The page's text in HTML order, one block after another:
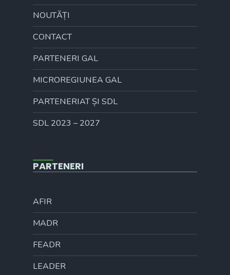
NOUTĂȚI
CONTACT
PARTENERI GAL
MICROREGIUNEA GAL
PARTENERIAT ȘI SDL
SDL 2023 – 2027
PARTENERI
AFIR
MADR
FEADR
LEADER